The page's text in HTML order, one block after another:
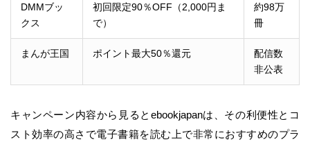
DMMブッ
クス
初回限定90％OFF（2,000円ま
で）
約98万
冊
まんが王国 ポイント最大50％還元
配信数
非公表
キャンペーン内容から見るとebookjapanは、その利便性とコ
スト効率の高さで電子書籍を読む上で非常におすすめのプラ